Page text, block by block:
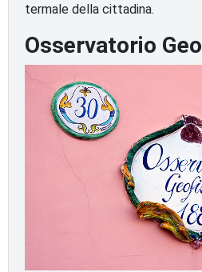
termale della cittadina.
Osservatorio